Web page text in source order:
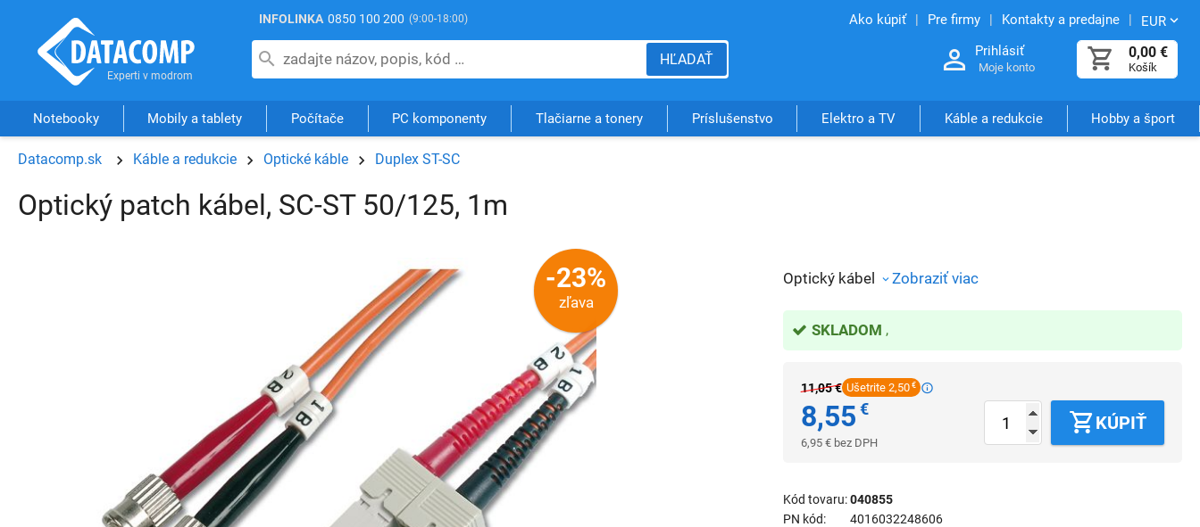
INFOLINKA 0850 100 200 (9:00-18:00) Ako kúpiť Pre firmy Kontakty a predajne EUR
0,00 €
Košík
Prihlásiť
Moje konto
HĽADAŤ
Notebooky Mobily a tablety Počítače PC komponenty Tlačiarne a tonery Príslušenstvo Elektro a TV Káble a redukcie Hobby a šport
Datacomp.sk Káble a redukcie Optické káble Duplex ST-SC
Optický patch kábel, SC-ST 50/125, 1m
-23%
zľava
Optický kábel Zobraziť viac
SKLADOM
11,05€ Ušetrite 2,50 €
8,55 €
6,95 € bez DPH
KÚPIŤ
Kód tovaru 040855
PN kód
4016032248606